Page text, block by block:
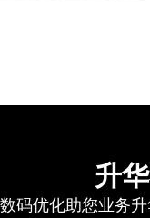
升
数码优化助您业务